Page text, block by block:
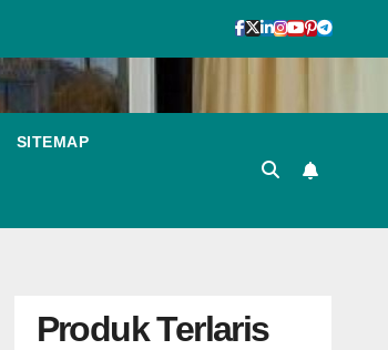
SITEMAP
Produk Terlaris